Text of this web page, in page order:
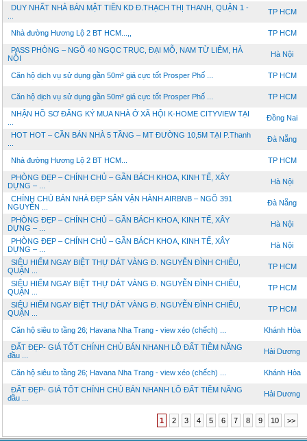
DUY NHẤT NHÀ BÁN MẶT TIỀN KD Đ.THẠCH THỊ THANH, QUẬN 1 -
TP HCM
Nhà đường Hương Lộ 2 BT HCM...,, TP HCM
PASS PHÒNG – NGÕ 40 NGỌC TRỤC, ĐẠI MỖ, NAM TỪ LIÊM, HÀ
NỘI
Hà Nội
Căn hộ dịch vụ sử dụng gần 50m² giá cực tốt Prosper Phố ... TP HCM
Căn hộ dịch vụ sử dụng gần 50m² giá cực tốt Prosper Phố ... TP HCM
NHẬN HỒ SƠ ĐĂNG KÝ MUA NHÀ Ở XÃ HỘI K-HOME CITYVIEW TẠI
Đồng Nai
HOT HOT – CẦN BÁN NHÀ 5 TẦNG – MT ĐƯỜNG 10,5M TẠI P.Thanh
Đà Nẵng
Nhà đường Hương Lộ 2 BT HCM... TP HCM
PHÒNG ĐẸP – CHÍNH CHỦ – GẦN BÁCH KHOA, KINH TẾ, XÂY
DỰNG – ...
Hà Nội
CHÍNH CHỦ BÁN NHÀ ĐẸP SẴN VẬN HÀNH AIRBNB – NGÕ 391
NGUYỄN ...
Đà Nẵng
PHÒNG ĐẸP – CHÍNH CHỦ – GẦN BÁCH KHOA, KINH TẾ, XÂY
DỰNG – ...
Hà Nội
PHÒNG ĐẸP – CHÍNH CHỦ – GẦN BÁCH KHOA, KINH TẾ, XÂY
DỰNG – ...
Hà Nội
SIÊU HIẾM NGAY BIỆT THỰ DÁT VÀNG Đ. NGUYỄN ĐÌNH CHIỂU,
QUẬN ...
TP HCM
SIÊU HIẾM NGAY BIỆT THỰ DÁT VÀNG Đ. NGUYỄN ĐÌNH CHIỂU,
QUẬN ...
TP HCM
SIÊU HIẾM NGAY BIỆT THỰ DÁT VÀNG Đ. NGUYỄN ĐÌNH CHIỂU,
QUẬN ...
TP HCM
Căn hộ siêu to tầng 26; Havana Nha Trang - view xéo (chếch) ... Khánh Hòa
ĐẤT ĐẸP- GIÁ TỐT CHÍNH CHỦ BÁN NHANH LÔ ĐẤT TIỀM NĂNG
đầu ...
Hải Dương
Căn hộ siêu to tầng 26; Havana Nha Trang - view xéo (chếch) ... Khánh Hòa
ĐẤT ĐẸP- GIÁ TỐT CHÍNH CHỦ BÁN NHANH LÔ ĐẤT TIỀM NĂNG
đầu ...
Hải Dương
1 2 3 4 5 6 7 8 9 10 >>